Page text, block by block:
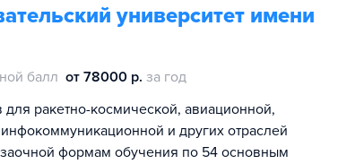
университет имени
балл от 78000 р. за год
для ракетно-космической, авиационной,
и других отраслей
формам обучения по 54 основным